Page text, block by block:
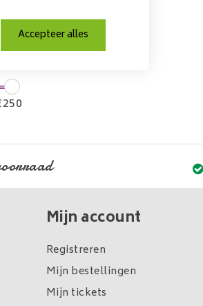
250
Mijn account
Registreren
Mijn bestellingen
Mijn tickets
Accepteer alles